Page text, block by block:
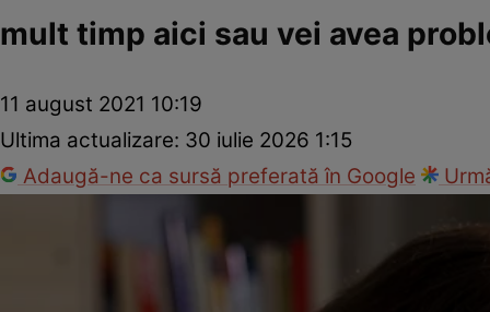
mult timp aici sau vei avea
11 august 2021 10:19
Ultima actualizare: 30 iulie 2026 1:15
Adaugă-ne ca sursă preferată în Google